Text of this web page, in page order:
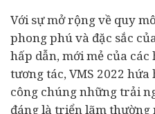
Với sự mở rộng về quy
phong phú và đặc sắc
hấp dẫn, mới mẻ của
tương tác, VMS 2022 hứa
công chúng những trải
đáng là triển lãm